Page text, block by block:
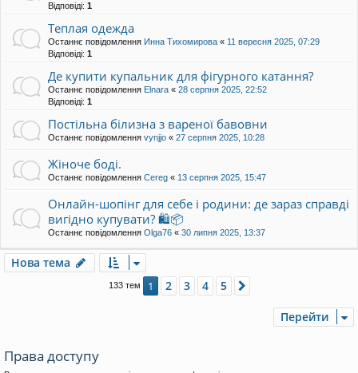
Відповіді: 1
Теплая одежда
Останнє повідомлення Инна Тихомирова « 11 вересня 2025, 07:29
Відповіді: 1
Де купити купальник для фігурного катання?
Останнє повідомлення Elnara « 28 серпня 2025, 22:52
Відповіді: 1
Постільна білизна з вареної бавовни
Останнє повідомлення vynjjo « 27 серпня 2025, 10:28
Жіноче боді.
Останнє повідомлення Cereg « 13 серпня 2025, 15:47
Онлайн-шопінг для себе і родини: де зараз справді
вигідно купувати? 🛍️📦
Останнє повідомлення Olga76 « 30 липня 2025, 13:37
Нова тема
133 тем 1 2 3 4 5
Перейти
Права доступу